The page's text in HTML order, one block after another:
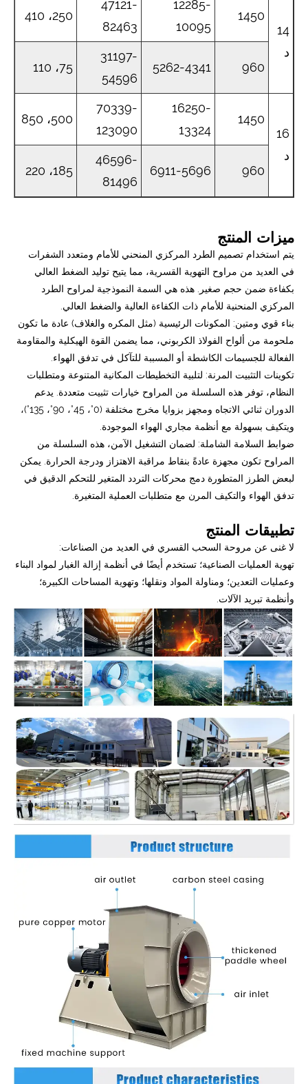
14
د
1450
12285-
10095
47121-
82463
250، 410
960
5262-4341
31197-
54596
75، 110
16
د
1450
16250-
13324
70339-
123090
500، 850
960
6911-5696
46596-
81496
185، 220
ميزات المنتج
يتم استخدام تصميم الطرد المركزي المنحني للأمام ومتعدد الشفرات
في العديد من مراوح التهوية القسرية، مما يتيح توليد الضغط العالي
بكفاءة ضمن حجم صغير. هذه هي السمة النموذجية لمراوح الطرد
المركزي المنحنية للأمام ذات الكفاءة العالية والضغط العالي.
بناء قوي ومتين: المكونات الرئيسية (مثل المكره والغلاف) عادة ما تكون
ملحومة من ألواح الفولاذ الكربوني، مما يضمن القوة الهيكلية والمقاومة
الفعالة للجسيمات الكاشطة أو المسببة للتآكل في تدفق الهواء.
تكوينات التثبيت المرنة: لتلبية التخطيطات المكانية المتنوعة ومتطلبات
النظام، توفر هذه السلسلة من المراوح خيارات تثبيت متعددة. يدعم
الدوران ثنائي الاتجاه ومجهز بزوايا مخرج مختلفة (0°، 45°، 90°، 135°)،
ويتكيف بسهولة مع أنظمة مجاري الهواء الموجودة.
ضوابط السلامة الشاملة: لضمان التشغيل الآمن، هذه السلسلة من
المراوح تكون مجهزة عادةً بنقاط مراقبة الاهتزاز ودرجة الحرارة. يمكن
لبعض الطرز المتطورة دمج محركات التردد المتغير للتحكم الدقيق في
تدفق الهواء والتكيف المرن مع متطلبات العملية المتغيرة.
تطبيقات المنتج
لا غنى عن مروحة السحب القسري في العديد من الصناعات:
تهوية العمليات الصناعية؛ تستخدم أيضًا في أنظمة إزالة الغبار لمواد البناء
وعمليات التعدين؛ ومناولة المواد ونقلها؛ وتهوية المساحات الكبيرة؛
وأنظمة تبريد الآلات.